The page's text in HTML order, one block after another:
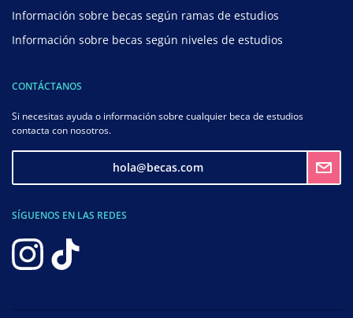
Información sobre becas según ramas de estudios
Información sobre becas según niveles de estudios
CONTÁCTANOS
Si necesitas ayuda o información sobre cualquier beca de estudios
contacta con nosotros.
hola@becas.com
SÍGUENOS EN LAS REDES